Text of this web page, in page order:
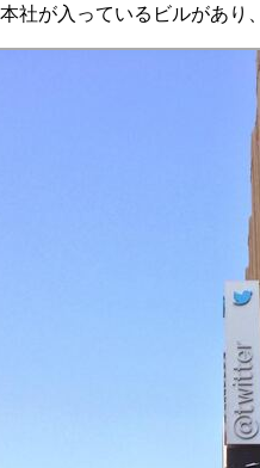
社が入っているビルがあり